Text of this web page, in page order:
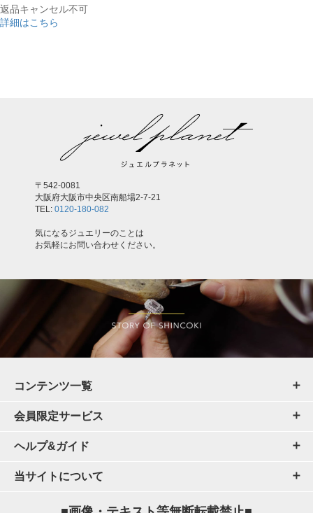
返品キャンセル不可
詳細はこちら
〒542-0081
大阪府大阪市中央区南船場2-7-21
TEL: 0120-180-082
気になるジュエリーのことは
お気軽にお問い合わせください。
コンテンツ一覧
会員限定サービス
ヘルプ&ガイド
当サイトについて